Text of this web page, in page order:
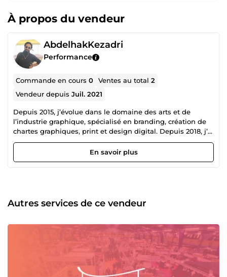
À propos du vendeur
AbdelhakKezadri
Performance
Commande en cours0 Ventes au total2
Vendeur depuisJuil. 2021
Depuis 2015, j’évolue dans le domaine des arts et de
l’industrie graphique, spécialisé en branding, création de
chartes graphiques, print et design digital. Depuis 2018, j’ai
élargi mon expertise à la 3D, avec une spécialisation dans
l’aménagement intérieur et la conception de stands. Mes
clients sont principalement des chefs d’entreprise, avec
conformes aux attentes et aux contraintes du projet. 🎯 Ma
mission : concevoir des identités visuelles et des espaces
alliant créativité, rigueur et pertinence stratégique.
En savoir plus
Autres services de ce vendeur